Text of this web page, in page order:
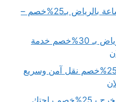
صيانة مكيفات سبليت 24 ساعة بالرياض بـ25%خصم –
شراء مكيفات مستعمله بالرياض بـ 30%خصم خدمة
تريلا نقل عفش بالرياض بـ 25%خصم نقل آمن وسريع